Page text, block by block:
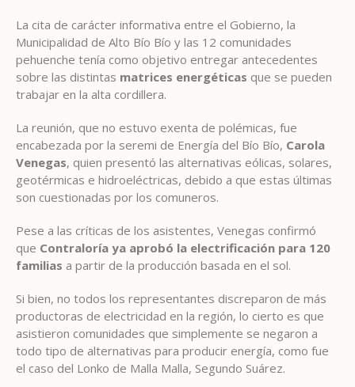
La cita de carácter informativa entre el Gobierno, la
Municipalidad de Alto Bío Bío y las 12 comunidades
pehuenche tenía como objetivo entregar antecedentes
sobre las distintas matrices energéticas que se pueden
trabajar en la alta cordillera.
La reunión, que no estuvo exenta de polémicas, fue
encabezada por la seremi de Energía del Bío Bío, Carola
Venegas, quien presentó las alternativas eólicas, solares,
geotérmicas e hidroeléctricas, debido a que estas últimas
son cuestionadas por los comuneros.
Pese a las críticas de los asistentes, Venegas confirmó
que Contraloría ya aprobó la electrificación para 120
familias a partir de la producción basada en el sol.
Si bien, no todos los representantes discreparon de más
productoras de electricidad en la región, lo cierto es que
asistieron comunidades que simplemente se negaron a
todo tipo de alternativas para producir energía, como fue
el caso del Lonko de Malla Malla, Segundo Suárez.